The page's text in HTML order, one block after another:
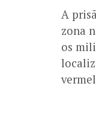
A
zona
os